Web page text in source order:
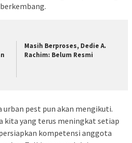
Masih Berproses, Dedie A.
Rachim: Belum Resmi
urban pest pun akan mengikuti.
kita yang terus meningkat setiap
kompetensi anggota